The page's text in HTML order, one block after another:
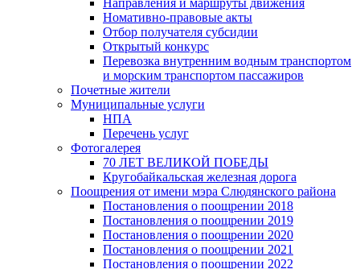
Направления и маршруты движения
Номативно-правовые акты
Отбор получателя субсидии
Открытый конкурс
Перевозка внутренним водным транспортом
и морским транспортом пассажиров
Почетные жители
Муниципальные услуги
НПА
Перечень услуг
Фотогалерея
70 ЛЕТ ВЕЛИКОЙ ПОБЕДЫ
Кругобайкальская железная дорога
Поощрения от имени мэра Слюдянского района
Постановления о поощрении 2018
Постановления о поощрении 2019
Постановления о поощрении 2020
Постановления о поощрении 2021
Постановления о поощрении 2022